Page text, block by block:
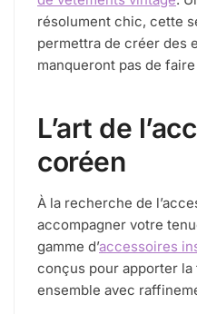
résolument chic, cette
permettra de créer des
manqueront pas de
L’art de
coréen
À la recherche de
accompagner votre
gamme d’accessoires
conçus pour apporter
ensemble avec